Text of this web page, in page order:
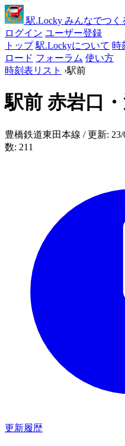
駅.Locky みんなでつく
ログイン ユーザー登録
トップ 駅.Lockyについて 時
ロード フォーラム 使い方
時刻表リスト ›駅前
駅前 赤岩口
豊橋鉄道東田本線 / 更新: 23/
数: 211
更新履歴